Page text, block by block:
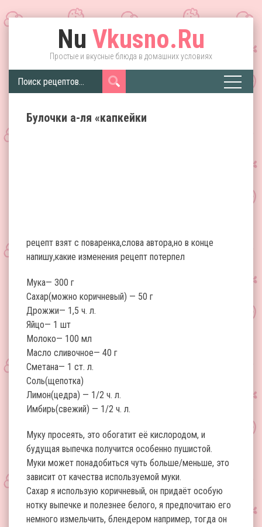
Nu Vkusno.Ru
Простые и вкусные блюда в домашних условиях
Булочки а-ля «капкейки
рецепт взят с поваренка,слова автора,но в конце
напишу,какие изменения рецепт потерпел
Мука— 300 г
Сахар(можно коричневый) — 50 г
Дрожжи— 1,5 ч. л.
Яйцо— 1 шт
Молоко— 100 мл
Масло сливочное— 40 г
Сметана— 1 ст. л.
Соль(щепотка)
Лимон(цедра) — 1/2 ч. л.
Имбирь(свежий) — 1/2 ч. л.
Муку просеять, это обогатит её кислородом, и
будущая выпечка получится особенно пушистой.
Муки может понадобиться чуть больше/меньше, это
зависит от качества используемой муки.
Сахар я использую коричневый, он придаёт особую
нотку выпечке и полезнее белого, я предпочитаю его
немного измельчить, блендером например, тогда он